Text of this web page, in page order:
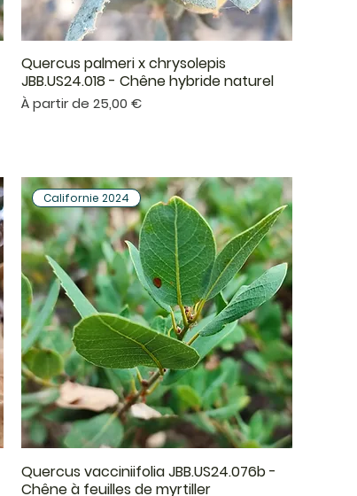
Aperçu rapide
Quercus palmeri x chrysolepis
JBB.US24.018 - Chêne hybride naturel
À partir de25,00 €
Prix promotionnel
Aperçu rapide
Californie 2024
Quercus vacciniifolia JBB.US24.076b -
Chêne à feuilles de myrtiller